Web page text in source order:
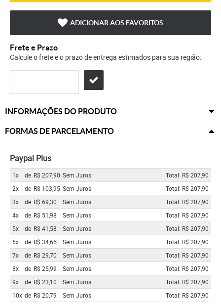
ADICIONAR AOS FAVORITOS
Frete e Prazo
Calcule o frete e o prazo de entrega estimados para sua região:
INFORMAÇÕES DO PRODUTO
FORMAS DE PARCELAMENTO
Paypal Plus
1x de R$ 207,90 Sem Juros
Total: R$ 207,90
2x
de R$ 103,95 Sem Juros
Total: R$ 207,90
3x
de R$ 69,30 Sem Juros
Total: R$ 207,90
4x
de R$ 51,98 Sem Juros
Total: R$ 207,90
5x
de R$ 41,58 Sem Juros
Total: R$ 207,90
6x
de R$ 34,65 Sem Juros
Total: R$ 207,90
7x
de R$ 29,70 Sem Juros
Total: R$ 207,90
8x
de R$ 25,99 Sem Juros
Total: R$ 207,90
9x
de R$ 23,10 Sem Juros
Total: R$ 207,90
10x de R$ 20,79 Sem Juros Total: R$ 207,90